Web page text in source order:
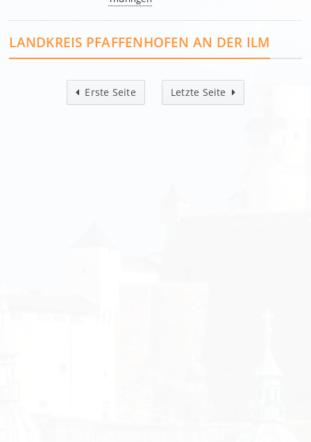
LANDKREIS PFAFFENHOFEN AN DER ILM
Erste Seite Letzte Seite